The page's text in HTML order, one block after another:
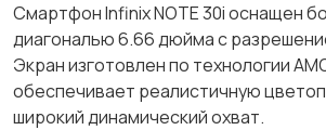
Смартфон Infinix NOTE 30i оснащен
диагональю 6.66 дюйма с
Экран изготовлен по технологии
обеспечивает реалистичную
широкий динамический охват.